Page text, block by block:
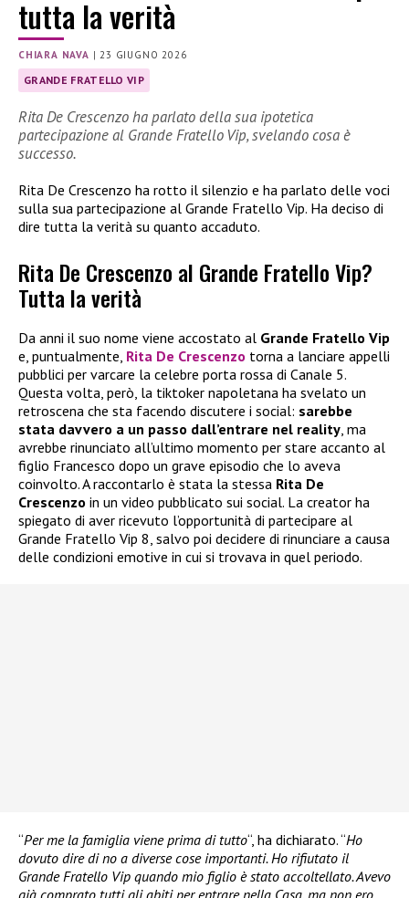
tutta la verità
CHIARA NAVA |23 GIUGNO 2026
GRANDE FRATELLO VIP
Rita De Crescenzo ha parlato della sua ipotetica
partecipazione al Grande Fratello Vip, svelando cosa è
successo.
Rita De Crescenzo ha rotto il silenzio e ha parlato delle voci
sulla sua partecipazione al Grande Fratello Vip. Ha deciso di
dire tutta la verità su quanto accaduto.
Rita De Crescenzo al Grande Fratello Vip?
Tutta la verità
Da anni il suo nome viene accostato al Grande Fratello Vip
e, puntualmente, Rita De Crescenzo torna a lanciare appelli
pubblici per varcare la celebre porta rossa di Canale 5.
Questa volta, però, la tiktoker napoletana ha svelato un
retroscena che sta facendo discutere i social: sarebbe
stata davvero a un passo dall’entrare nel reality, ma
avrebbe rinunciato all’ultimo momento per stare accanto al
figlio Francesco dopo un grave episodio che lo aveva
coinvolto. A raccontarlo è stata la stessa Rita De
Crescenzo in un video pubblicato sui social. La creator ha
spiegato di aver ricevuto l’opportunità di partecipare al
Grande Fratello Vip 8, salvo poi decidere di rinunciare a causa
delle condizioni emotive in cui si trovava in quel periodo.
“Per me la famiglia viene prima di tutto“, ha dichiarato. “Ho
dovuto dire di no a diverse cose importanti. Ho rifiutato il
Grande Fratello Vip quando mio figlio è stato accoltellato. Avevo